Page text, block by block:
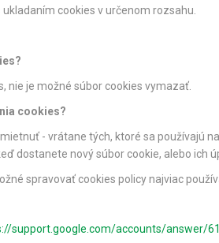
cookies v určenom rozsahu.
nie je možné súbor cookies vymazať.
cookies?
- vrátane tých, ktoré sa používajú
dostanete nový súbor cookie, alebo ich
spravovať cookies policy najviac
support.google.com/accounts/answer/